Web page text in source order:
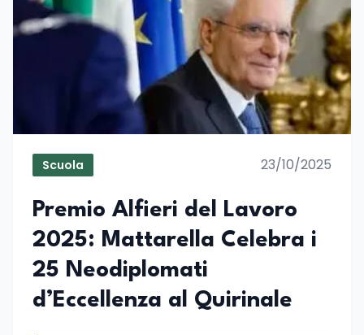
Scuola 23/10/2025
Premio Alfieri del Lavoro
2025: Mattarella Celebra i
25 Neodiplomati
d’Eccellenza al Quirinale